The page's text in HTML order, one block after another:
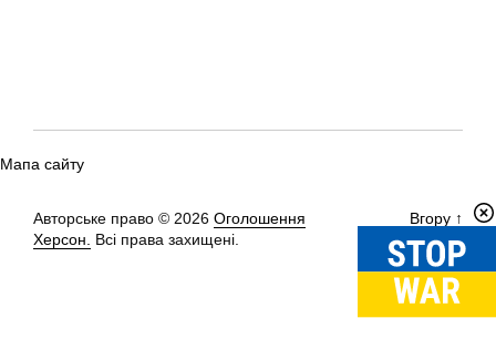
Мапа сайту
Авторське право © 2026 Оголошення
Херсон.
Всі права захищені.
Вгору ↑